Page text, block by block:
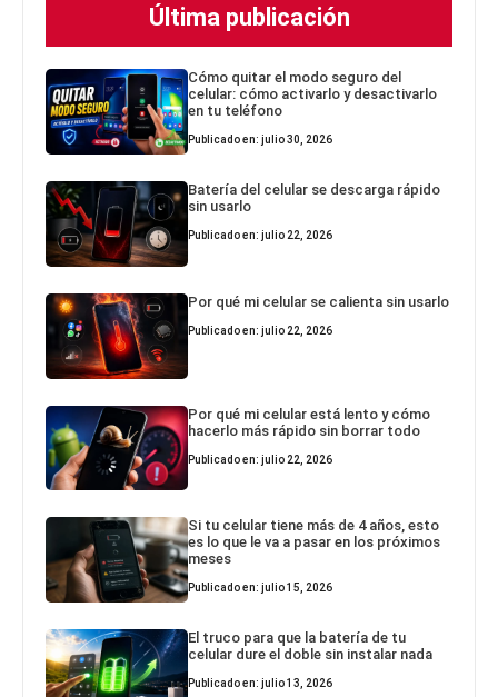
Última publicación
Cómo quitar el modo seguro del
celular: cómo activarlo y desactivarlo
en tu teléfono
Publicado en: julio 30, 2026
Batería del celular se descarga rápido
sin usarlo
Publicado en: julio 22, 2026
Por qué mi celular se calienta sin usarlo
Publicado en: julio 22, 2026
Por qué mi celular está lento y cómo
hacerlo más rápido sin borrar todo
Publicado en: julio 22, 2026
Si tu celular tiene más de 4 años, esto
es lo que le va a pasar en los próximos
meses
Publicado en: julio 15, 2026
El truco para que la batería de tu
celular dure el doble sin instalar nada
Publicado en: julio 13, 2026